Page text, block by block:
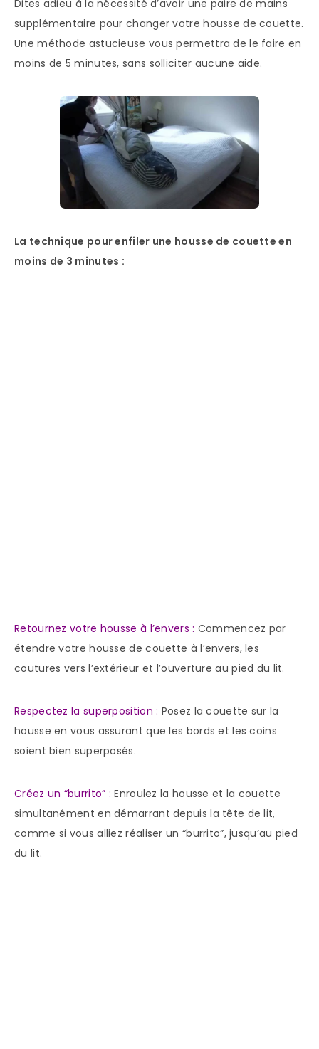
Dites adieu à la nécessité d’avoir une paire de mains
supplémentaire pour changer votre housse de couette.
Une méthode astucieuse vous permettra de le faire en
moins de 5 minutes, sans solliciter aucune aide.
La technique pour enfiler une housse de couette en
moins de 3 minutes :
Retournez votre housse à l’envers : Commencez par
étendre votre housse de couette à l’envers, les
coutures vers l’extérieur et l’ouverture au pied du lit.
Respectez la superposition : Posez la couette sur la
housse en vous assurant que les bords et les coins
soient bien superposés.
Créez un “burrito” : Enroulez la housse et la couette
simultanément en démarrant depuis la tête de lit,
comme si vous alliez réaliser un “burrito”, jusqu’au pied
du lit.